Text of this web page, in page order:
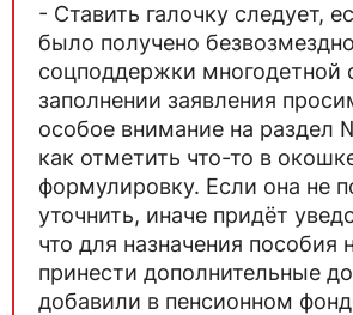
- Ставить галочку следует,
было получено
соцподдержки многодетной
заполнении заявления
особое внимание на раздел
как отметить что-то в
формулировку. Если она не
уточнить, иначе придёт
что для назначения пособия
принести дополнительные
добавили в пенсионном